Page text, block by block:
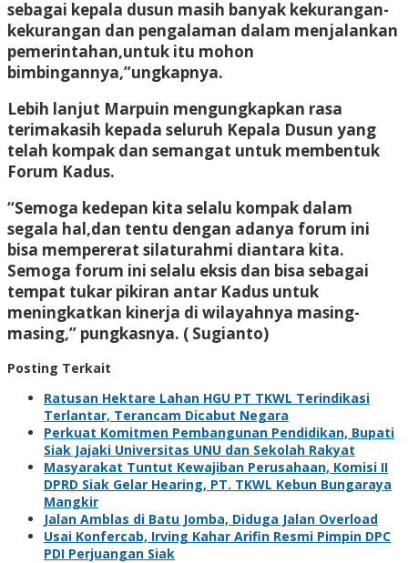
sebagai kepala dusun masih banyak kekurangan-
kekurangan dan pengalaman dalam menjalankan
pemerintahan,untuk itu mohon
bimbingannya,”ungkapnya.
Lebih lanjut Marpuin mengungkapkan rasa
terimakasih kepada seluruh Kepala Dusun yang
telah kompak dan semangat untuk membentuk
Forum Kadus.
“Semoga kedepan kita selalu kompak dalam
segala hal,dan tentu dengan adanya forum ini
bisa mempererat silaturahmi diantara kita.
Semoga forum ini selalu eksis dan bisa sebagai
tempat tukar pikiran antar Kadus untuk
meningkatkan kinerja di wilayahnya masing-
masing,” pungkasnya. ( Sugianto)
Posting Terkait
Ratusan Hektare Lahan HGU PT TKWL Terindikasi
Terlantar, Terancam Dicabut Negara
Perkuat Komitmen Pembangunan Pendidikan, Bupati
Siak Jajaki Universitas UNU dan Sekolah Rakyat
Masyarakat Tuntut Kewajiban Perusahaan, Komisi II
DPRD Siak Gelar Hearing, PT. TKWL Kebun Bungaraya
Mangkir
Jalan Amblas di Batu Jomba, Diduga Jalan Overload
Usai Konfercab, Irving Kahar Arifin Resmi Pimpin DPC
PDI Perjuangan Siak